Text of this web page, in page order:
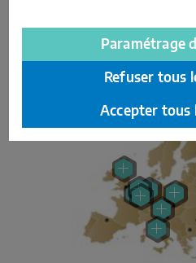
Nous évitons les déchets
premières efficacement
Paramétrage
Refuser tous
Accepter tous